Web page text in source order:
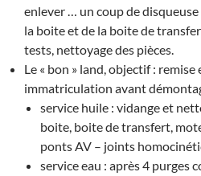
enlever … un coup de
la boite et de la boite de
tests, nettoyage des pièces.
Le « bon » land, objectif :
immatriculation avant
service huile : vidange et
boite, boite de transfert,
ponts AV – joints
service eau : après 4 purges